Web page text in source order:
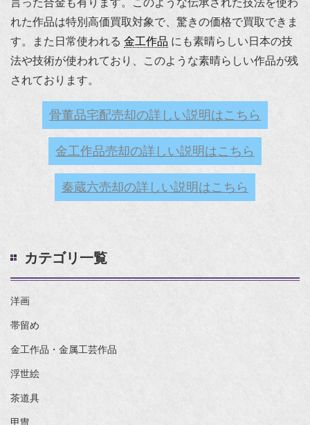
言った合金も有ります。このような伝承された技法を使わ
れた作品は特別高価買取対象で、驚きの価格で買取できま
す。また日常使われる 金工作品 にも素晴らしい日本の技
法や技術が使われており、このような素晴らしい作品が残
されております。
骨董品宅配売却の詳しい説明はこちら
金工作品売却の詳しい説明はこちら
秦蔵六売却の詳しい説明はこちら
カテゴリ一覧
洋画
帯留め
金工作品・金属工芸作品
浮世絵
茶道具
甲冑